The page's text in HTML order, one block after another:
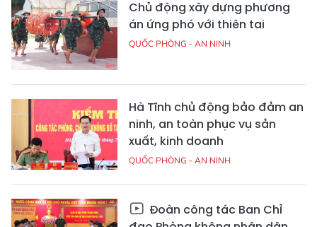
Chủ động xây dựng phương
án ứng phó với thiên tai
QUỐC PHÒNG - AN NINH
Hà Tĩnh chủ động bảo đảm an
ninh, an toàn phục vụ sản
xuất, kinh doanh
QUỐC PHÒNG - AN NINH
Đoàn công tác Ban Chỉ